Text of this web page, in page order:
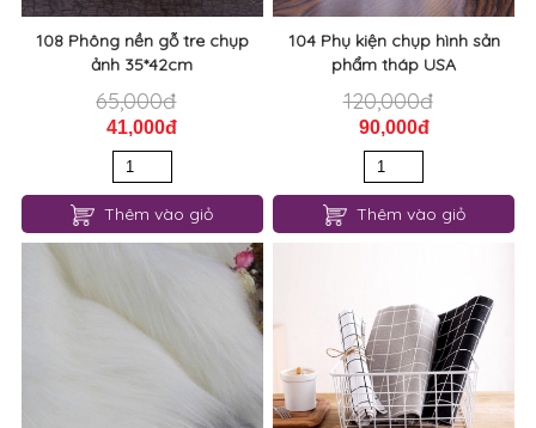
108 Phông nền gỗ tre chụp
ảnh 35*42cm
65,000đ
41,000đ
Thêm vào giỏ
104 Phụ kiện chụp hình sản
phẩm tháp USA
120,000đ
90,000đ
Thêm vào giỏ